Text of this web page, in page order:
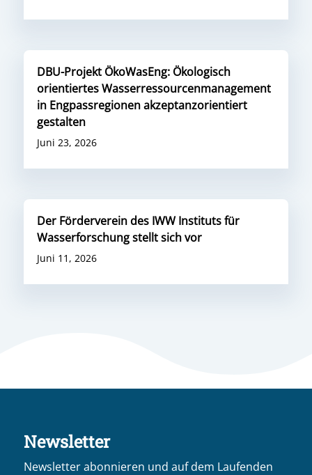
DBU-Projekt ÖkoWasEng: Ökologisch
orientiertes Wasserressourcenmanagement
in Engpassregionen akzeptanzorientiert
gestalten
Juni 23, 2026
Der Förderverein des IWW Instituts für
Wasserforschung stellt sich vor
Juni 11, 2026
Newsletter
Newsletter abonnieren und auf dem Laufenden